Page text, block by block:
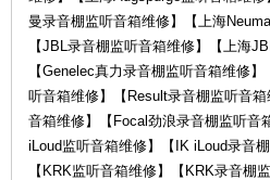
曼录音棚监听音箱维修】【上海
【JBL录音棚监听音箱维修】【上海
【Genelec真力录音棚监听音箱维修
听音箱维修】【Result录音棚监听音
音箱维修】【Focal劲浪录音棚监听音
iLoud监听音箱维修】【IK iLoud录音
【KRK监听音箱维修】【KRK录音